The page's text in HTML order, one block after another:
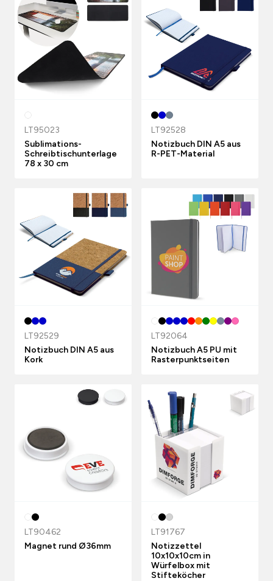
LT95023
Sublimations-
Schreibtischunterlage
78 x 30 cm
LT92528
Notizbuch DIN A5 aus
R-PET-Material
LT92529
Notizbuch DIN A5 aus
Kork
LT92064
Notizbuch A5 PU mit
Rasterpunktseiten
LT90462
Magnet rund Ø36mm
LT91767
Notizzettel
10x10x10cm in
Würfelbox mit
Stifteköcher